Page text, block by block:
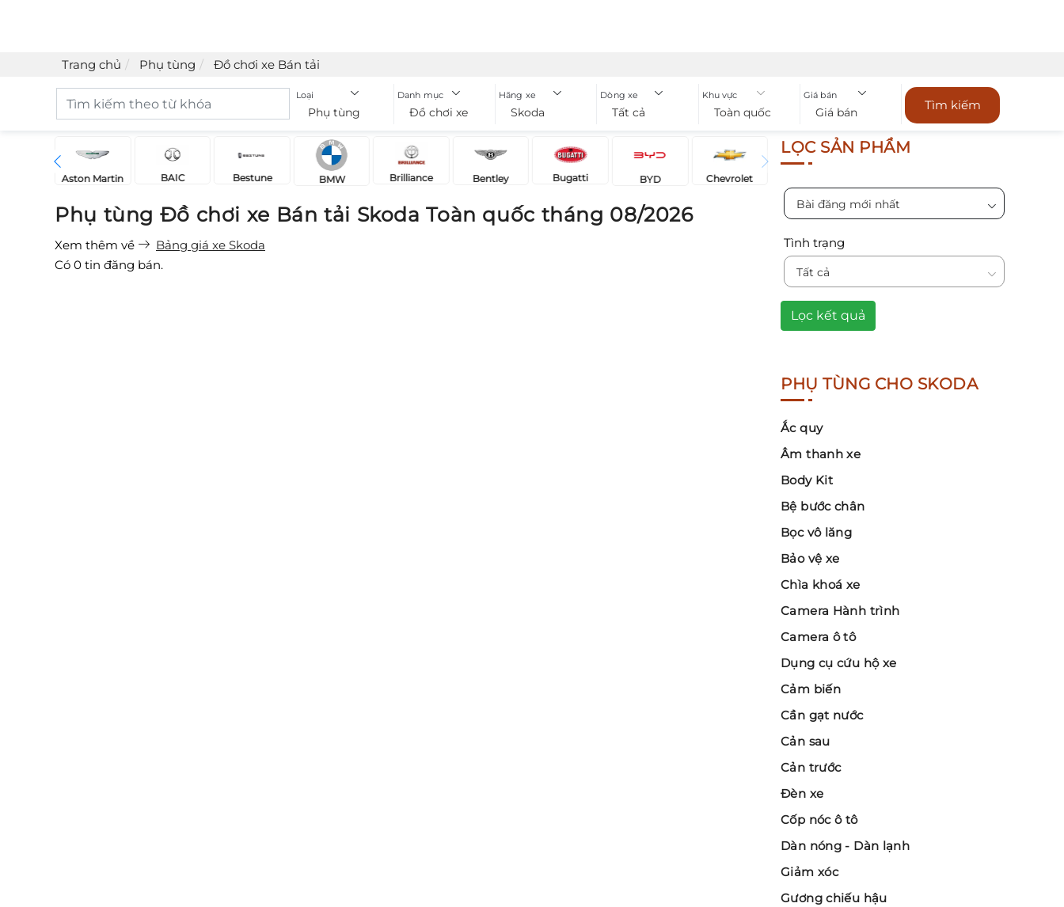
Trang chủ Phụ tùng Đồ chơi xe Bán tải
Loại
Phụ tùng
Danh mục
Đồ chơi xe Bán tải
Hãng xe
Skoda
Dòng xe
Tất cả
Khu vực
Toàn quốc
Giá bán
Giá bán Tìm kiếm
Aston Martin BAIC Bestune BMW Brilliance Bentley Bugatti BYD Chevrolet
Phụ tùng Đồ chơi xe Bán tải Skoda Toàn quốc tháng 08/2026
Xem thêm về
Bảng giá xe Skoda
Có 0 tin đăng bán.
LỌC SẢN PHẨM
Bài đăng mới nhất
Tình trạng
Tất cả
Lọc kết quả
PHỤ TÙNG CHO SKODA
Ắc quy
Âm thanh xe
Body Kit
Bệ bước chân
Bọc vô lăng
Bảo vệ xe
Chìa khoá xe
Camera Hành trình
Camera ô tô
Dụng cụ cứu hộ xe
Cảm biến
Cần gạt nước
Cản sau
Cản trước
Đèn xe
Cốp nóc ô tô
Dàn nóng - Dàn lạnh
Giảm xóc
Gương chiếu hậu